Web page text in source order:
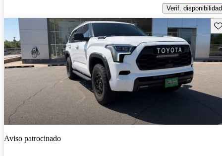
Verif. disponibilidad
Aviso patrocinado